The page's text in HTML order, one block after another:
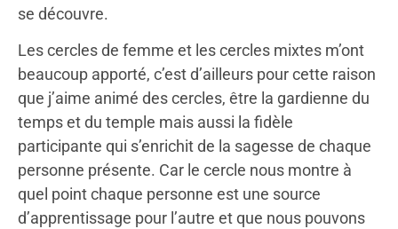
se découvre.
Les cercles de femme et les cercles mixtes m’ont
beaucoup apporté, c’est d’ailleurs pour cette raison
que j’aime animé des cercles, être la gardienne du
temps et du temple mais aussi la fidèle
participante qui s’enrichit de la sagesse de chaque
personne présente. Car le cercle nous montre à
quel point chaque personne est une source
d’apprentissage pour l’autre et que nous pouvons